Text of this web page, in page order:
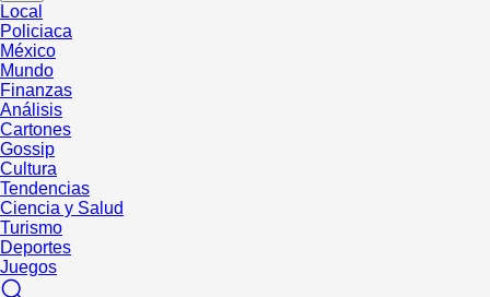
Local
Policiaca
México
Mundo
Finanzas
Análisis
Cartones
Gossip
Cultura
Tendencias
Ciencia y Salud
Turismo
Deportes
Juegos